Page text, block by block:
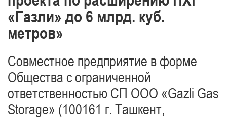
«Газли» до 6 млрд. куб.
метров»
Совместное предприятие в форме
Общества с ограниченной
ответственностью СП ООО «Gazli Gas
Storage» (100161 г. Ташкент,